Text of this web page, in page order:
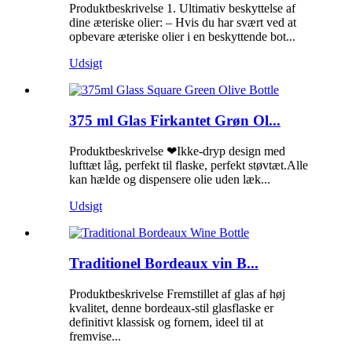
Produktbeskrivelse 1. Ultimativ beskyttelse af
dine æteriske olier: – Hvis du har svært ved at
opbevare æteriske olier i en beskyttende bot...
Udsigt
375 ml Glas Firkantet Grøn Ol...
Produktbeskrivelse ❤Ikke-dryp design med
lufttæt låg, perfekt til flaske, perfekt støvtæt.Alle
kan hælde og dispensere olie uden læk...
Udsigt
Traditionel Bordeaux vin B...
Produktbeskrivelse Fremstillet af glas af høj
kvalitet, denne bordeaux-stil glasflaske er
definitivt klassisk og fornem, ideel til at
fremvise...